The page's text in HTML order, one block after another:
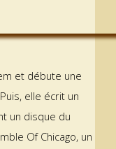
et débute une
elle écrit un
un disque du
Of Chicago, un